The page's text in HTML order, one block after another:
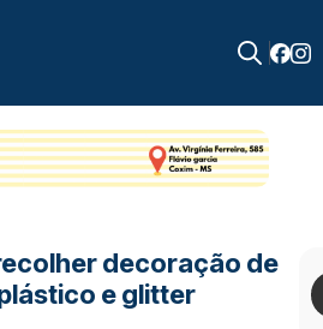
for:
decoração de
e glitter